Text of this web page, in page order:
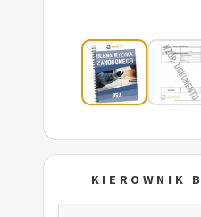
KIEROWNIK